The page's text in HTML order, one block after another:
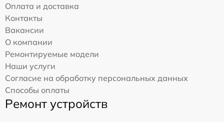
Оплата и доставка
Контакты
Вакансии
О компании
Ремонтируемые модели
Наши услуги
Согласие на обработку персональных данных
Способы оплаты
Ремонт устройств